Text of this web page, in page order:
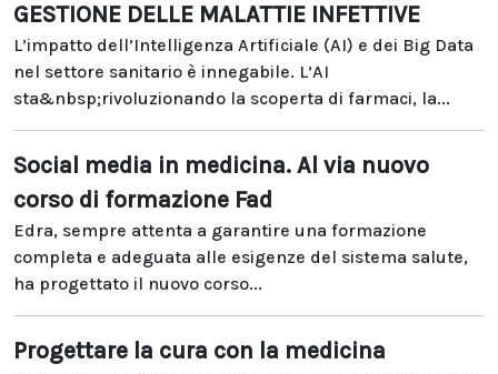
GESTIONE DELLE MALATTIE INFETTIVE
L’impatto dell’Intelligenza Artificiale (AI) e dei Big Data
nel settore sanitario è innegabile. L’AI
sta&nbsp;rivoluzionando la scoperta di farmaci, la...
Social media in medicina. Al via nuovo
corso di formazione Fad
Edra, sempre attenta a garantire una formazione
completa e adeguata alle esigenze del sistema salute,
ha progettato il nuovo corso...
Progettare la cura con la medicina